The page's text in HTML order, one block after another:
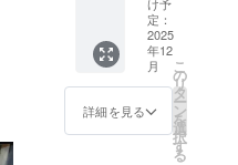
2009 混浴
府現代芸術
なるで
あろ
う。 サ
イズ：
術祭の
テーマ
「つむ
ぐ」を
意識し
て作詞
之さん
の壁画
作品か
らプリ
ントし
たTシャ
ツを提
け予
定：
2025
年12
月
詳細を見る
こ
の
リ
タ
ー
ン
を
選
択
す
る